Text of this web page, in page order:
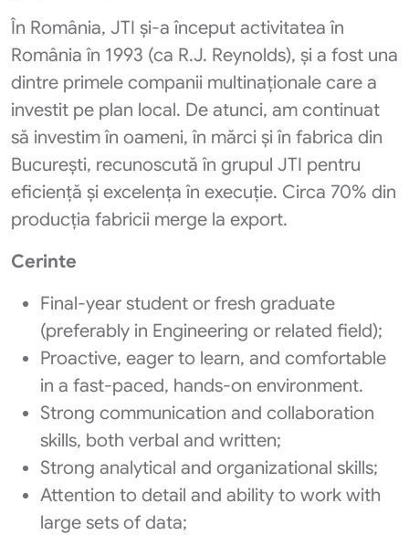
În România, JTI și-a început activitatea în
România în 1993 (ca R.J. Reynolds), și a fost una
dintre primele companii multinaționale care a
investit pe plan local. De atunci, am continuat
să investim în oameni, în mărci și în fabrica din
București, recunoscută în grupul JTI pentru
eficiență și excelența în execuție. Circa 70% din
producția fabricii merge la export.
Cerinte
Final-year student or fresh graduate
(preferably in Engineering or related field);
Proactive, eager to learn, and comfortable
in a fast-paced, hands-on environment.
Strong communication and collaboration
skills, both verbal and written;
Strong analytical and organizational skills;
Attention to detail and ability to work with
large sets of data;